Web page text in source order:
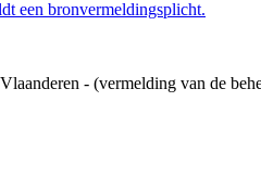
een bronvermeldingsplicht.
- (vermelding van de